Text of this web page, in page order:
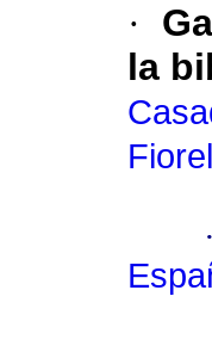
·
la
·